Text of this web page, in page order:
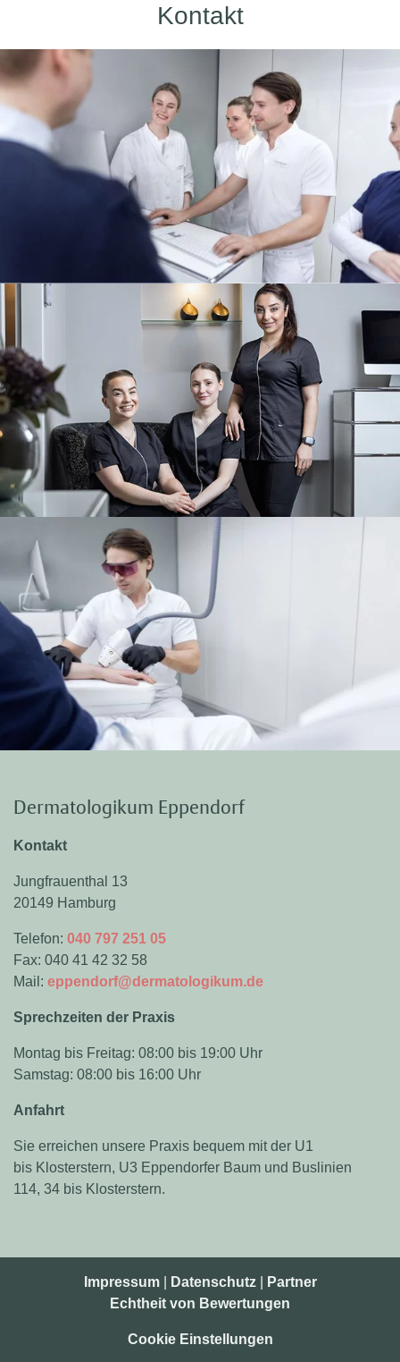
Kontakt
Dermatologikum Eppendorf
Kontakt
Jungfrauenthal 13
20149 Hamburg
Telefon: 040 797 251 05
Fax: 040 41 42 32 58
Mail: eppendorf@dermatologikum.de
Sprechzeiten der Praxis
Montag bis Freitag: 08:00 bis 19:00 Uhr
Samstag: 08:00 bis 16:00 Uhr
Anfahrt
Sie erreichen unsere Praxis bequem mit der U1
bis Klosterstern, U3 Eppendorfer Baum und Buslinien
114, 34 bis Klosterstern.
Impressum| Datenschutz|
Partner
Echtheit von Bewertungen
Cookie Einstellungen